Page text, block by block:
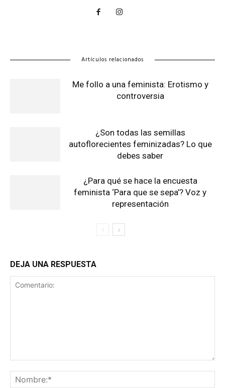
Artículos relacionados
Me follo a una feminista: Erotismo y
controversia
¿Son todas las semillas
autoflorecientes feminizadas? Lo que
debes saber
¿Para qué se hace la encuesta
feminista ‘Para que se sepa’? Voz y
representación
DEJA UNA RESPUESTA